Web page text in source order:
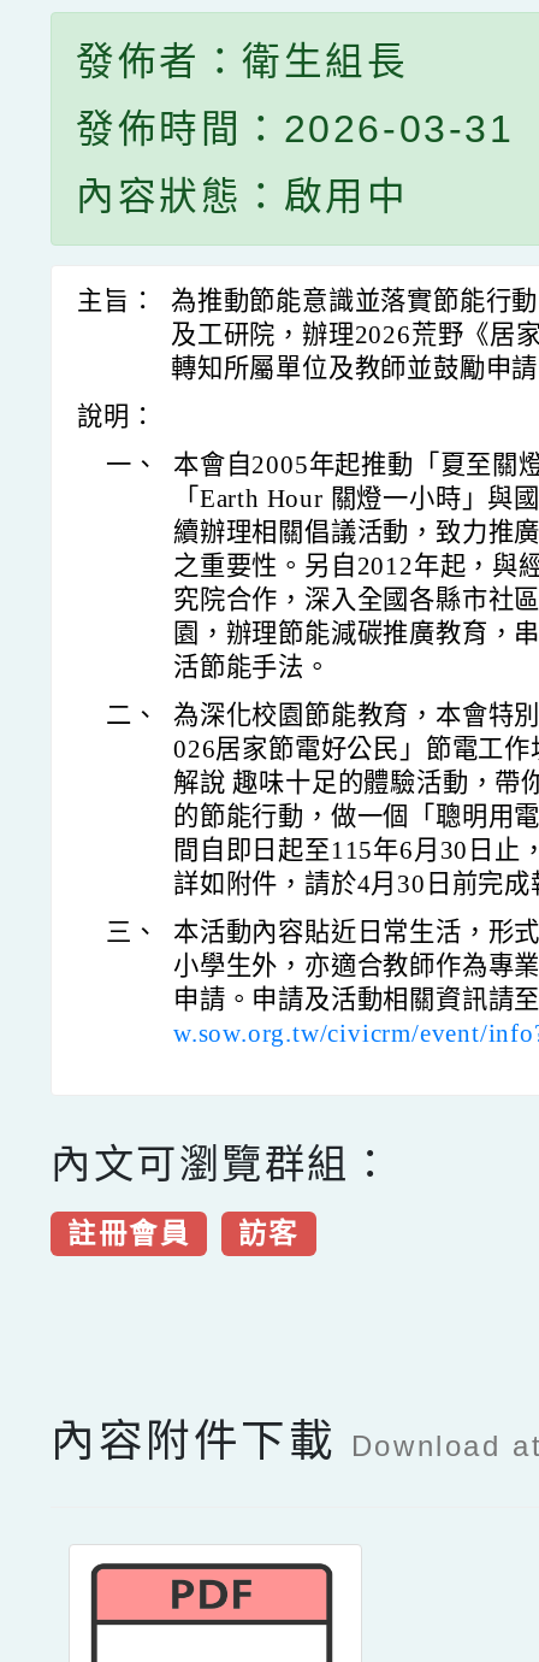
發佈者：衛生組長
發佈時間：2026-03-31
內容狀態：啟用中
主旨：
為推動節能意識並落實節能行
及工研院，辦理2026荒野《居
轉知所屬單位及教師並鼓勵申
說明：
一、
本會自2005年起推動「夏至關
「Earth Hour 關燈一小時」與
續辦理相關倡議活動，致力推
之重要性。另自2012年起，與
究院合作，深入全國各縣市社
園，辦理節能減碳推廣教育，
活節能手法。
二、
為深化校園節能教育，本會特
026居家節電好公民」節電工
解說 趣味十足的體驗活動，帶
的節能行動，做一個「聰明用
間自即日起至115年6月30日止
詳如附件，請於4月30日前完成
三、
本活動內容貼近日常生活，形
小學生外，亦適合教師作為專
申請。申請及活動相關資訊請
w.sow.org.tw/civicrm/event/
內文可瀏覽群組：
註冊會員 訪客
內容附件下載 Download